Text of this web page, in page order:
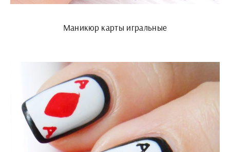
Маникюр карты игральные